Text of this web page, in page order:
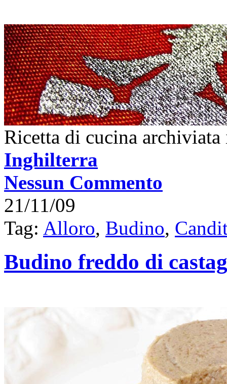
Ricetta di cucina
Inghilterra
Nessun Commento
21/11/09
Tag: Alloro, Budino,
Budino freddo di